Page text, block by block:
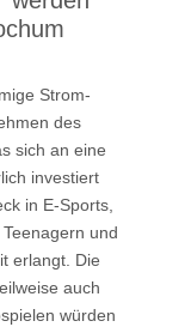
Strom-
des
sich an eine
investiert
in E-Sports,
und
erlangt. Die
auch
würden